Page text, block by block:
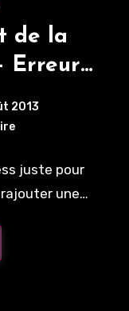
de la
Erreurs
2013
juste pour
une…